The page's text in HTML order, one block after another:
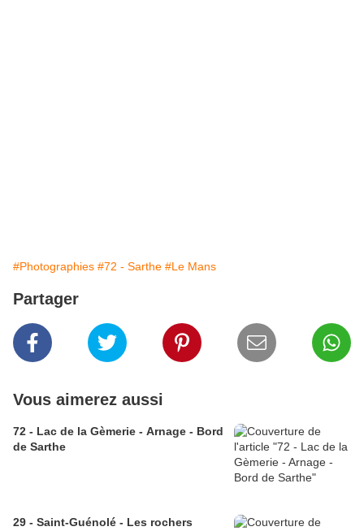
#Photographies #72 - Sarthe #Le Mans
Partager
Vous aimerez aussi
72 - Lac de la Gèmerie - Arnage - Bord
de Sarthe
29 - Saint-Guénolé - Les rochers